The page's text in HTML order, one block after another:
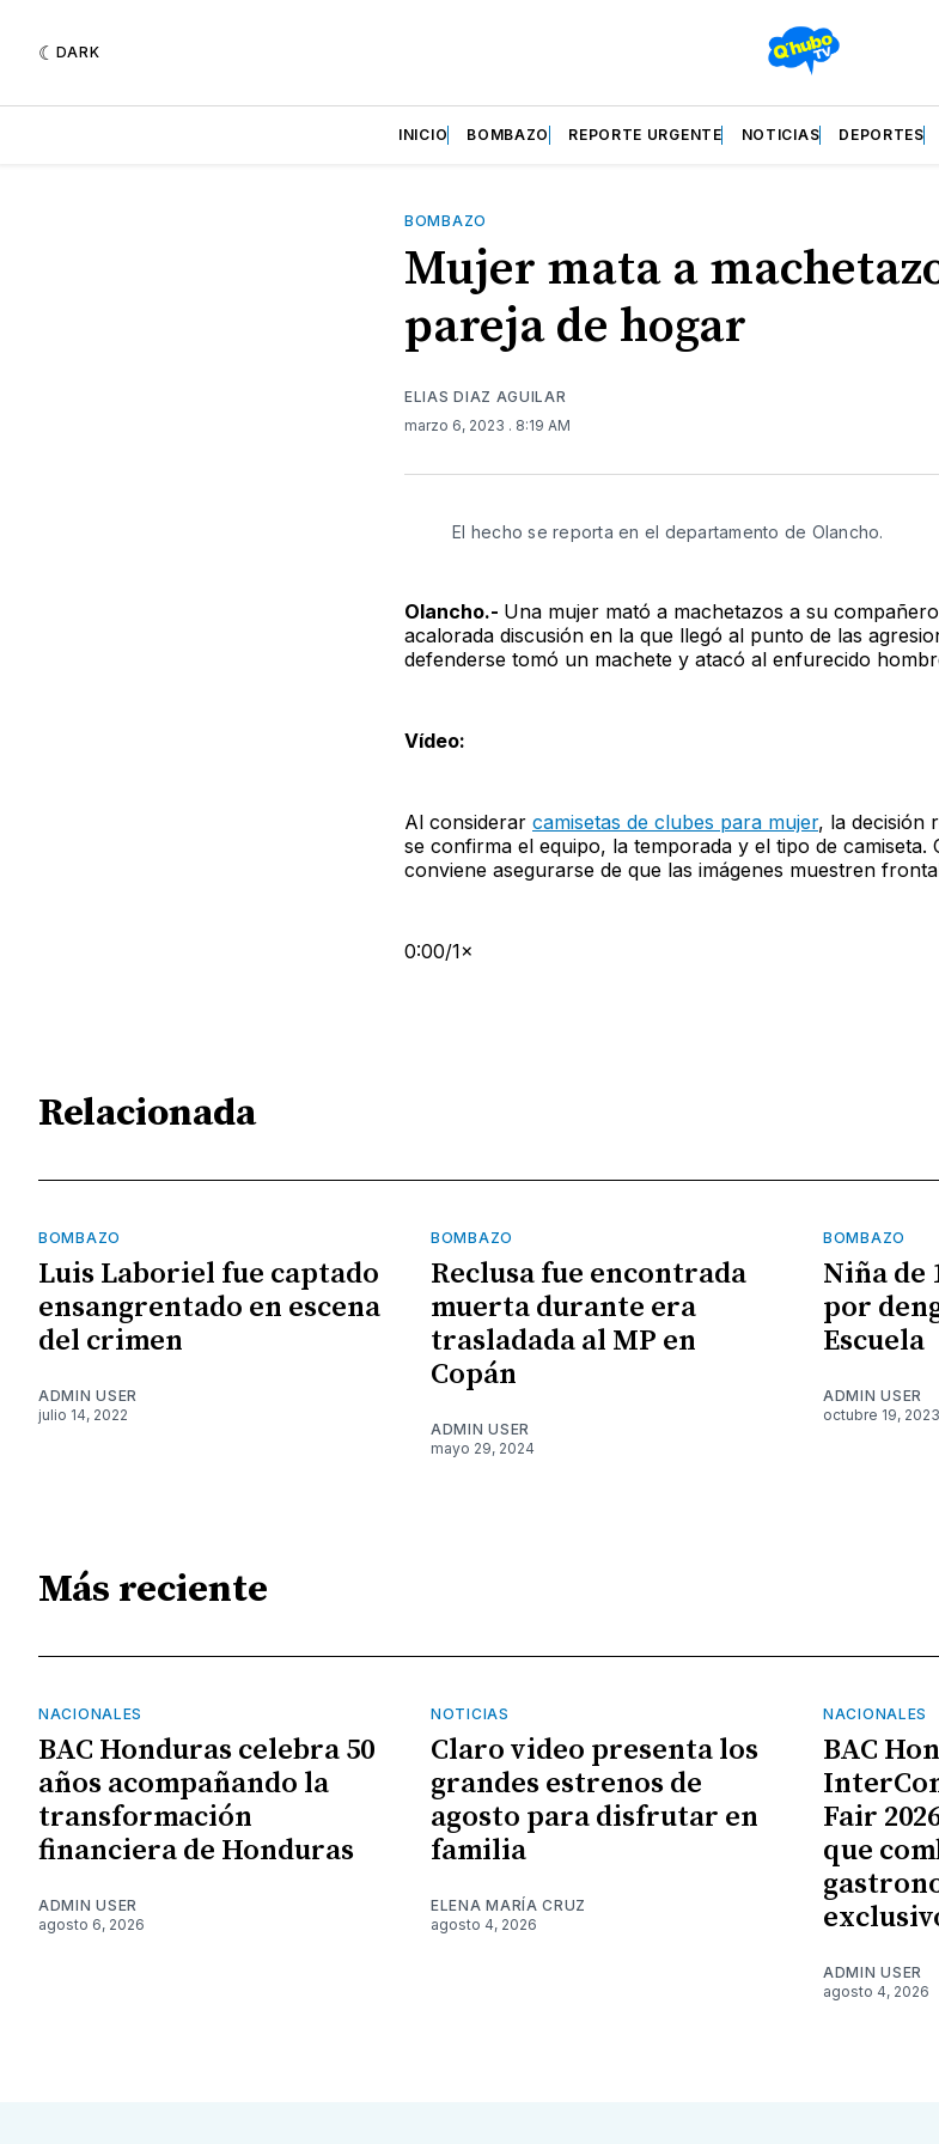
DARK
INICIO BOMBAZO REPORTE URGENTE NOTICIAS DEPORTES
BOMBAZO
Mujer mata a
pareja de hogar
ELIAS DIAZ AGUILAR
marzo 6, 2023 . 8:19 AM
El hecho se reporta en el departamento de Olancho.
Olancho.- Una mujer mató a machetazos a su
acalorada discusión en la que llegó al punto de las
defenderse tomó un machete y atacó al enfurecido
Vídeo:
Al considerar camisetas de clubes para mujer, la decisión
se confirma el equipo, la temporada y el tipo de
conviene asegurarse de que las imágenes muestren
0:00/1×
Relacionada
BOMBAZO
Luis Laboriel fue captado
ensangrentado en escena
del crimen
ADMIN USER
julio 14, 2022
BOMBAZO
Reclusa fue encontrada
muerta durante era
trasladada al MP en
Copán
ADMIN USER
mayo 29, 2024
BOMBAZO
Niña de
por
Escuela
ADMIN USER
octubre 19, 2023
Más reciente
NACIONALES
BAC Honduras celebra 50
años acompañando la
transformación
financiera de Honduras
ADMIN USER
agosto 6, 2026
NOTICIAS
Claro video presenta los
grandes estrenos de
agosto para disfrutar en
familia
ELENA MARÍA CRUZ
agosto 4, 2026
NACIONALES
BAC
Fair
que
ADMIN USER
agosto 4, 2026